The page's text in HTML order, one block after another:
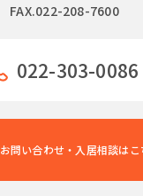
FAX.022-208-7600
022-303-0086
お問い合わせ・入居相談はこ